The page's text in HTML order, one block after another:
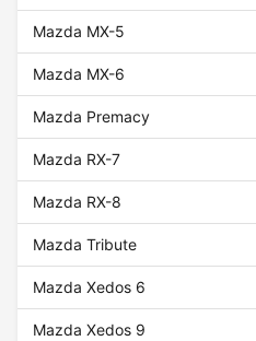
Mazda MX-5
Mazda MX-6
Mazda Premacy
Mazda RX-7
Mazda RX-8
Mazda Tribute
Mazda Xedos 6
Mazda Xedos 9